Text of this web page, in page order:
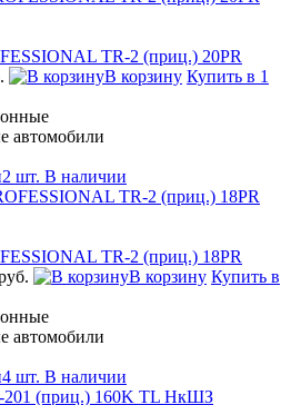
TR-2 (приц.) 20PR
В корзину Купить в 1
автомобили
2 шт. В наличии
TR-2 (приц.) 18PR
В корзину Купить в
автомобили
4 шт. В наличии